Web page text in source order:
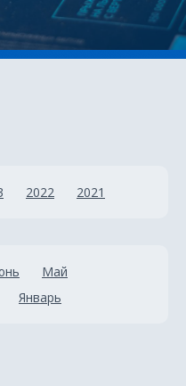
2022 2021
Май
Январь